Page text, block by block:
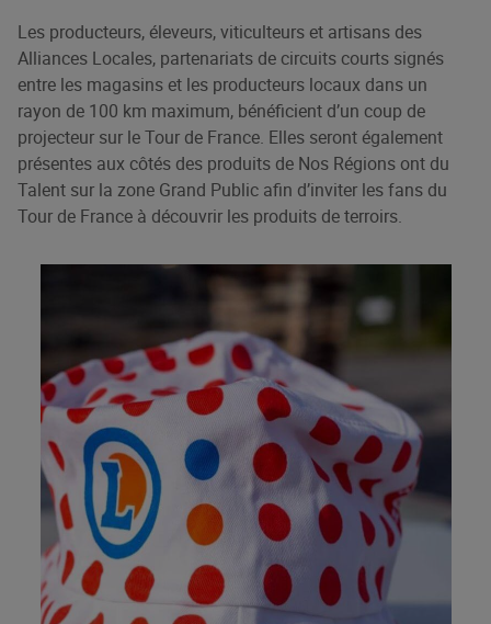
Les producteurs, éleveurs, viticulteurs et artisans des
Alliances Locales, partenariats de circuits courts signés
entre les magasins et les producteurs locaux dans un
rayon de 100 km maximum, bénéficient d’un coup de
projecteur sur le Tour de France. Elles seront également
présentes aux côtés des produits de Nos Régions ont du
Talent sur la zone Grand Public afin d’inviter les fans du
Tour de France à découvrir les produits de terroirs.